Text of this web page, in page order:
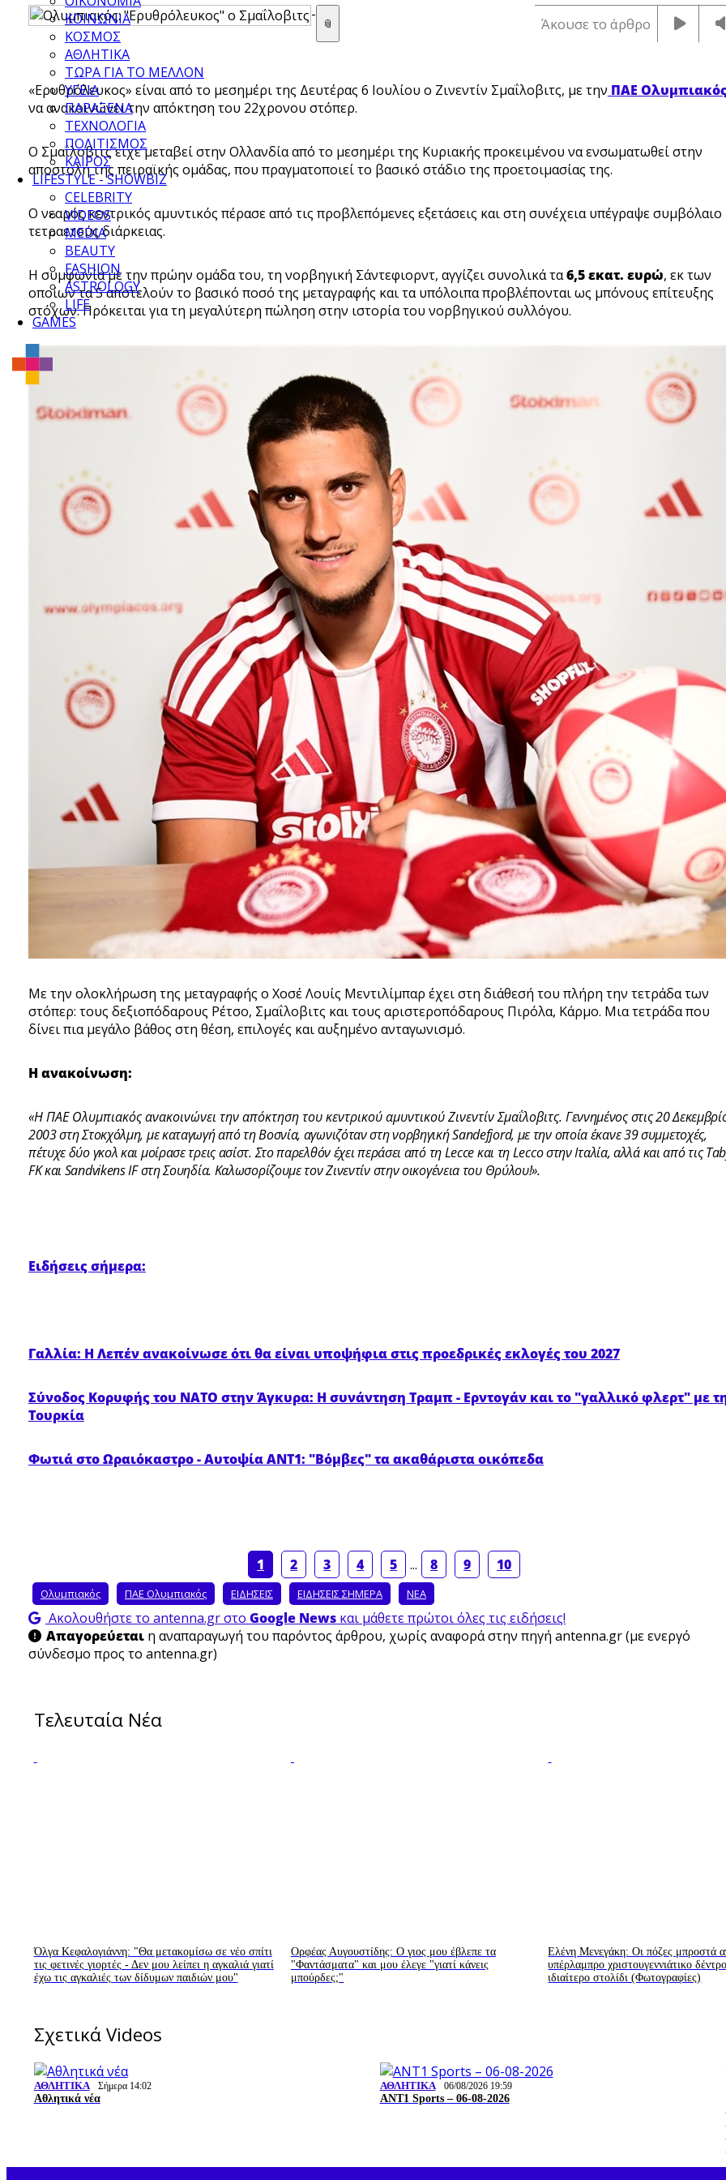
ΚΟΙΝΩΝΙΑ
ΚΟΣΜΟΣ
ΑΘΛΗΤΙΚΑ
ΤΩΡΑ ΓΙΑ ΤΟ ΜΕΛΛΟΝ
ΥΓΕΙΑ
ΠΑΡΑΞΕΝΑ
ΤΕΧΝΟΛΟΓΙΑ
ΠΟΛΙΤΙΣΜΟΣ
ΚΑΙΡΟΣ
LIFESTYLE - SHOWBIZ
CELEBRITY
VIDEOS
MEDIA
BEAUTY
FASHION
ASTROLOGY
LIFE
GAMES
-
📎 Άκουσε το άρθρο
«Ερυθρόλευκος» είναι από το μεσημέρι της Δευτέρας 6 Ιουλίου ο Ζινεντίν Σμαΐλοβιτς, με την ΠΑΕ
να ανακοινώνει την απόκτηση του 22χρονου στόπερ.
Ο Σμαΐλοβιτς είχε μεταβεί στην Ολλανδία από το μεσημέρι της Κυριακής προκειμένου να ενσωματωθεί στην
αποστολή της πειραϊκής ομάδας, που πραγματοποιεί το βασικό στάδιο της προετοιμασίας της.
Ο νεαρός κεντρικός αμυντικός πέρασε από τις προβλεπόμενες εξετάσεις και στη συνέχεια υπέγραψε συμβόλαιο
τετραετούς διάρκειας.
Η συμφωνία με την πρώην ομάδα του, τη νορβηγική Σάντεφιορντ, αγγίζει συνολικά τα6,5 εκατ. ευρώ, εκ των
οποίων τα 5 αποτελούν το βασικό ποσό της μεταγραφής και τα υπόλοιπα προβλέπονται ως μπόνους επίτευξης
στόχων. Πρόκειται για τη μεγαλύτερη πώληση στην ιστορία του νορβηγικού συλλόγου.
Με την ολοκλήρωση της μεταγραφής ο Χοσέ Λουίς Μεντιλίμπαρ έχει στη διάθεσή του πλήρη την τετράδα των
στόπερ: τους δεξιοπόδαρους Ρέτσο, Σμαΐλοβιτς και τους αριστεροπόδαρους Πιρόλα, Κάρμο. Μια τετράδα που
δίνει πια μεγάλο βάθος στη θέση, επιλογές και αυξημένο ανταγωνισμό.
Η ανακοίνωση:
«Η ΠΑΕ Ολυμπιακός ανακοινώνει την απόκτηση του κεντρικού αμυντικού Ζινεντίν Σμαΐλοβιτς. Γεννημένος στις 20
2003 στη Στοκχόλμη, με καταγωγή από τη Βοσνία, αγωνιζόταν στη νορβηγική Sandefjord, με την οποία έκανε 39 συμμετοχές,
πέτυχε δύο γκολ και μοίρασε τρεις ασίστ.Στο παρελθόν έχει περάσει από τη Lecce και τη Lecco στην Ιταλία, αλλά και από τις
FK και Sandvikens IF στη Σουηδία. Καλωσορίζουμε τον Ζινεντίν στην οικογένεια του Θρύλου!».
Ειδήσεις σήμερα:
Γαλλία: Η Λεπέν ανακοίνωσε ότι θα είναι υποψήφια στις προεδρικές εκλογές του 2027
Σύνοδος Κορυφής του ΝΑΤΟ στην Άγκυρα: Η συνάντηση Τραμπ - Ερντογάν και το "γαλλικό φλερτ" με
Τουρκία
Φωτιά στο Ωραιόκαστρο - Αυτοψία ΑΝΤ1: "Βόμβες" τα ακαθάριστα οικόπεδα
1 2 3 4 5 ... 8 9 10
Ολυμπιακός ΠΑΕ Ολυμπιακός ΕΙΔΗΣΕΙΣ ΕΙΔΗΣΕΙΣ ΣΗΜΕΡΑ ΝΕΑ
Ακολουθήστε το antenna.gr στο Google Newsκαι μάθετε πρώτοι όλες τις ειδήσεις!
Απαγορεύεταιη αναπαραγωγή του παρόντος άρθρου, χωρίς αναφορά στην πηγή antenna.gr (με ενεργό
σύνδεσμο προς το antenna.gr)
Τελευταία Νέα
Όλγα Κεφαλογιάννη: "Θα μετακομίσω σε νέο σπίτι
τις φετινές γιορτές - Δεν μου λείπει η αγκαλιά γιατί
έχω τις αγκαλιές των δίδυμων παιδιών μου"
Ορφέας Αυγουστίδης: Ο γιος μου έβλεπε τα
"Φαντάσματα" και μου έλεγε "γιατί κάνεις
μπούρδες;"
Ελένη Μενεγάκη: Οι πόζες μπροστά
υπέρλαμπρο χριστουγεννιάτικο
ιδιαίτερο στολίδι (Φωτογραφίες)
Σχετικά Videos
ΑΘΛΗΤΙΚΑ Σήμερα 14:02
Αθλητικά νέα
ΑΘΛΗΤΙΚΑ 06/08/2026 19:59
ΑΝΤ1 Sports – 06-08-2026